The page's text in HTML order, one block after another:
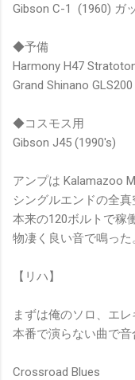
Gibson C-1 (1960) ガ
◆予備
Harmony H47
Grand Shinano
◆コスモス用
Gibson J45 (1990's)
アンプは Kalamazoo
シングルエンドの全真
本来の120ボルトで稼
物凄く良い音で鳴った
【リハ】
まずは俺のソロ、 エレ
本番で演らない曲で音
Crossroad Blues